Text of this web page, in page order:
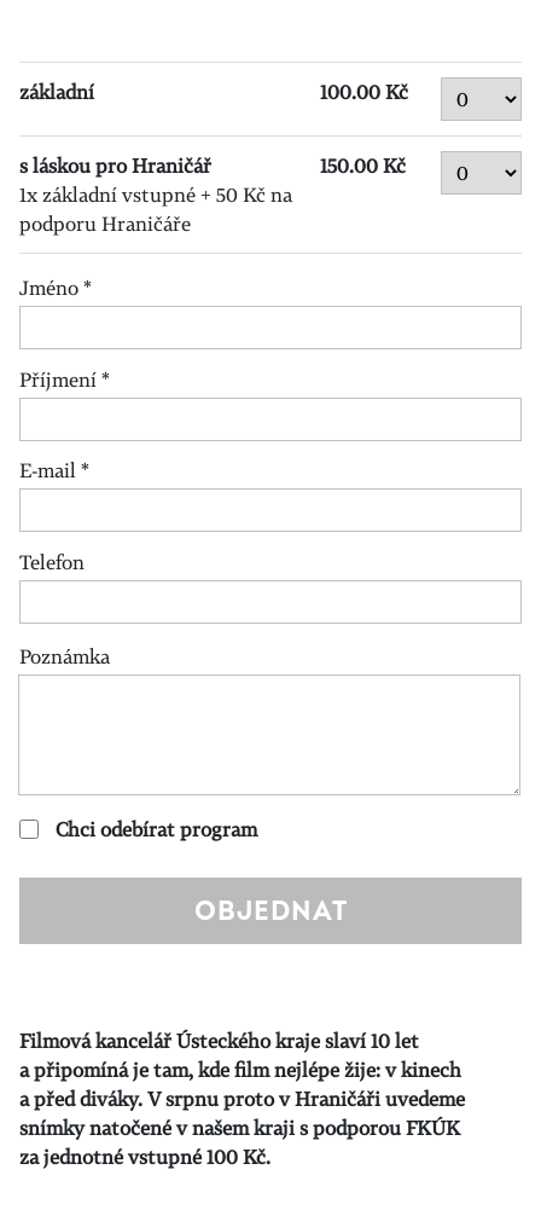
základní 100.00 Kč
s láskou pro Hraničář
1x základní vstupné + 50 Kč na
podporu Hraničáře
150.00 Kč
Jméno*
Příjmení*
E-mail*
Telefon
Poznámka
Chci odebírat program
Filmová kancelář Ústeckého kraje slaví 10 let
a připomíná je tam, kde film nejlépe žije: v kinech
a před diváky. V srpnu proto v Hraničáři uvedeme
snímky natočené v našem kraji s podporou FKÚK
za jednotné vstupné 100 Kč.